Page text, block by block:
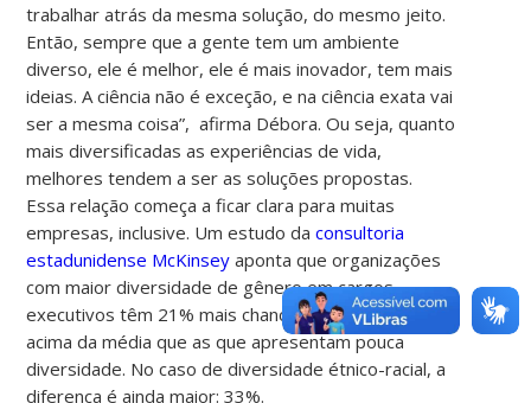
trabalhar atrás da mesma solução, do mesmo jeito.
Então, sempre que a gente tem um ambiente
diverso, ele é melhor, ele é mais inovador, tem mais
ideias. A ciência não é exceção, e na ciência exata vai
ser a mesma coisa”, afirma Débora. Ou seja, quanto
mais diversificadas as experiências de vida,
melhores tendem a ser as soluções propostas.
Essa relação começa a ficar clara para muitas
empresas, inclusive. Um estudo daconsultoria
estadunidense McKinsey aponta que organizações
com maior diversidade de gênero em cargos
executivos têm 21% mais chance de ter lucros
acima da média que as que apresentam pouca
diversidade. No caso de diversidade étnico-racial, a
diferença é ainda maior: 33%.